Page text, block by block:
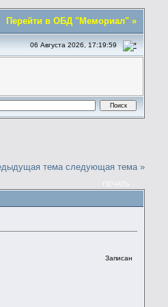
Перейти в ОБД "Мемориал" »
06 Августа 2026, 17:19:59
тема следующая тема »
ПЕЧАТЬ
Записан